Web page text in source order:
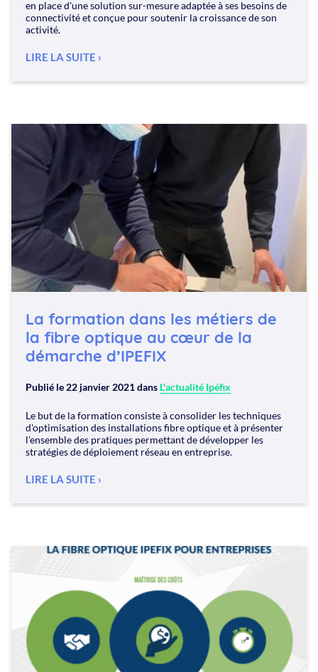
CONNEXION
en place d'une solution sur-mesure adaptée à ses besoins de
connectivité et conçue pour soutenir la croissance de son
activité.
LIRE LA SUITE
La formation dans les métiers de
la fibre optique au cœur de la
démarche d’IPEFIX
Publié le 22 janvier 2021dans L'actualité Ipéfix
Le but de la formation consiste à consolider les techniques
d'optimisation des installations fibre optique et à présenter
l'ensemble des pratiques permettant de développer les
stratégies de déploiement réseau en entreprise.
LIRE LA SUITE